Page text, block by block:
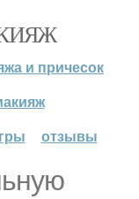
и причесок
отзывы